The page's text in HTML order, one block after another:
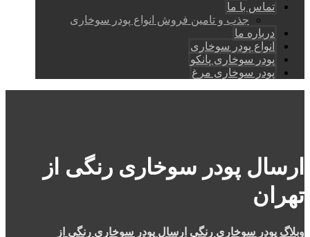
تماس با ما
جذب و تامین فروش انواع پودر سوخاری
درباره ما
انواع پودر سوخاری
پودر سوخاری پانکو
پودر سوخاری مرغ
ارسال پودر سوخاری رنگی از
تهران
وبلاگ پودر سوخاری رنگی ارسال پودر سوخاری رنگی از